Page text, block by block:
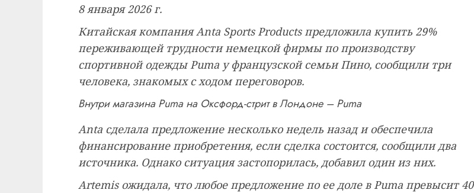
8 января 2026 г.
Китайская компания Anta Sports Products предложила купить 29%
переживающей трудности немецкой фирмы по производству
спортивной одежды Puma у французской семьи Пино, сообщили три
человека, знакомых с ходом переговоров.
Внутри магазина Puma на Оксфорд-стрит в Лондоне – Puma
Anta сделала предложение несколько недель назад и обеспечила
финансирование приобретения, если сделка состоится, сообщили два
источника. Однако ситуация застопорилась, добавил один из них.
Artemis ожидала, что любое предложение по ее доле в Puma превысит 40